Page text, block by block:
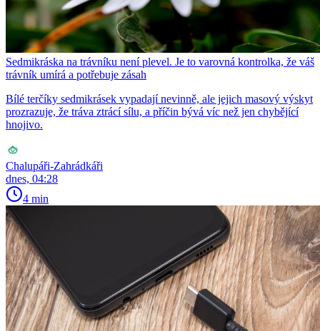
Sedmikráska na trávníku není plevel. Je to varovná kontrolka, že váš
trávník umírá a potřebuje zásah
Bílé terčíky sedmikrásek vypadají nevinně, ale jejich masový výskyt
prozrazuje, že tráva ztrácí sílu, a příčin bývá víc než jen chybějící
hnojivo.
Chalupáři-Zahrádkáři
dnes, 04:28
4 min